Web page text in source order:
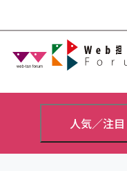
人気／注目